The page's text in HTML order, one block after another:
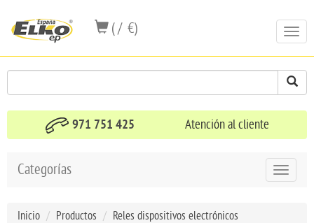
( / €)
971 751 425 Atención al cliente
Toggle
Categorías
Inicio Productos
Reles dispositivos electrónicos